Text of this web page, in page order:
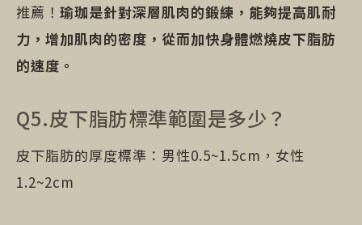
推薦！ 瑜珈是針對深層肌肉的鍛練，能夠提高肌耐
力，增加肌肉的密度，從而加快身體燃燒皮下脂肪
的速度。
Q5.皮下脂肪標準範圍是多少？
皮下脂肪的厚度標準：男性0.5~1.5cm，女性
1.2~2cm